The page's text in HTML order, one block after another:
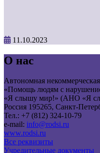
11.10.2023
О нас
Автономная
«Помощь людям с
«Я слышу мир!» (АНО «Я
Россия 195265, Санкт-
Тел.: +7 (812) 324-10-79
e-mail: info@rodsi.ru
www.rodsi.ru
Все реквизиты
Учредительные документы